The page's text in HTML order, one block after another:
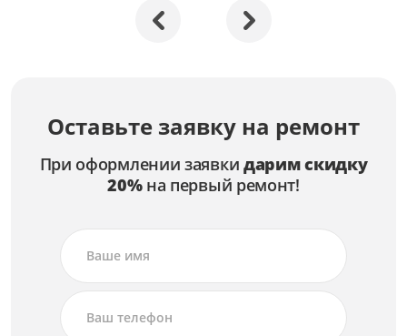
Оставьте заявку на ремонт
При оформлении заявки дарим скидку
20%на первый ремонт!